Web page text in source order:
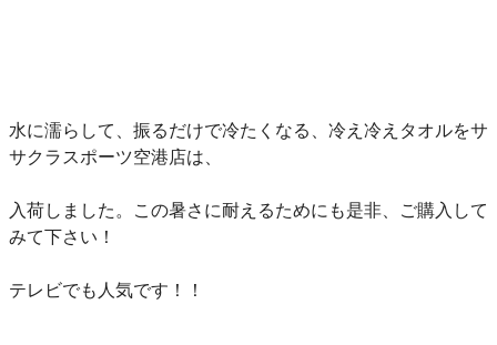
水に濡らして、振るだけで冷たくなる、冷え冷えタオルをサ
サクラスポーツ空港店は、
入荷しました。この暑さに耐えるためにも是非、ご購入して
みて下さい！
テレビでも人気です！！